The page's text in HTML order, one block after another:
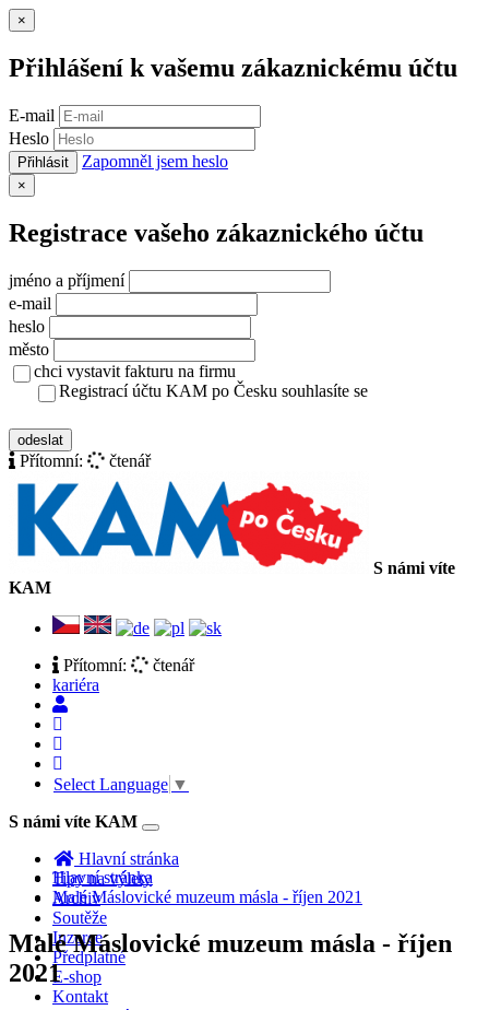
×
Přihlášení k vašemu zákaznickému účtu
E-mail
Heslo
Přihlásit Zapomněl jsem heslo
×
Registrace vašeho zákaznického účtu
jméno a příjmení
e-mail
heslo
město
chci vystavit fakturu na firmu
Registrací účtu KAM po Česku souhlasíte se
odeslat
Přítomní: čtenář
S námi víte
KAM
Přítomní:
čtenář
kariéra
Select Language ▼
S námi víte KAM
Toggle
navigation
Hlavní stránka
Tipy na výlety
Archiv
Soutěže
Inzerce
Předplatné
E-shop
Kontakt
Hlavní stránka
Malé Máslovické muzeum másla - říjen 2021
Malé Máslovické muzeum másla - říjen
2021